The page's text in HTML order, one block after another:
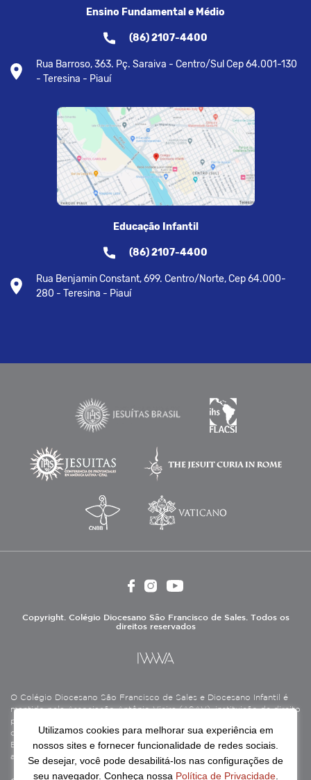
Ensino Fundamental e Médio
(86) 2107-4400
Rua Barroso, 363. Pç. Saraiva - Centro/Sul Cep 64.001-130
- Teresina - Piauí
Educação Infantil
(86) 2107-4400
Rua Benjamin Constant, 699. Centro/Norte, Cep 64.000-
280 - Teresina - Piauí
Copyright. Colégio Diocesano São Francisco de Sales. Todos os
direitos reservados
O Colégio Diocesano São Francisco de Sales e Diocesano Infantil é
mantido pela Associação Antônio Vieira (ASAV), instituição de direito
privado sem fins lucrativos, filantrópica, de natureza educativa,
cultural, assistencial e beneficente, certificada como Entidade
Beneficente de Assistência Social (CEBAS), nas áreas de educação e
assistência social.
Utilizamos cookies para melhorar sua experiência em
nossos sites e fornecer funcionalidade de redes sociais.
Se desejar, você pode desabilitá-los nas configurações de
seu navegador. Conheça nossa Política de Privacidade.